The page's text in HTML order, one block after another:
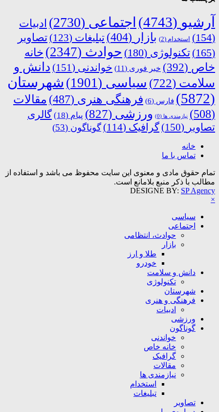
آرشیو (4743) اجتماعی (2730)
ادبیات
(154)
استخدام (2) بازار (404) تبلیغات (123)
تصاویر
(165)
تکنولوژی (180) حوادث (2347)
خانه
خاص (392) خبر فوری (11) خواندنی (151)
دانش و
سلامت (722) سیاسی (1901)
شهرستان
(5872)
فارس (6) فرهنگی هنری (487)
مقالات
(508)
نیازمندی ها (0) ورزشی (827) پیام (18)
گالری
تصاویر (150) گرافیک (114) گوناگون (53)
خانه
تماس با ما
تمام حقوق مادی و معنوی این سایت محفوظ می باشد و استفاده از
مطالب با ذکر منبع بلامانع است.
DESIGNE BY: SP Agency
×
سیاسی
اجتماعی
حوادث، انتظامی
بازار
طلا و ارز
خودرو
دانش و سلامت
تکنولوژی
شهرستان
فرهنگی و هنری
ادبیات
ورزشی
گوناگون
خواندنی
خانه خاص
گرافیک
مقالات
نیازمندی ها
استخدام
تبلیغات
تصاویر